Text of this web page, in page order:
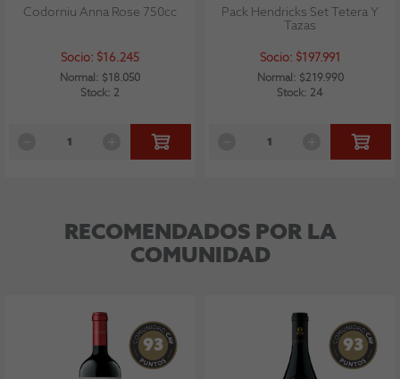
Codorniu Anna Rose 750cc
Socio: $16.245
Normal: $18.050
Stock: 2
Pack Hendricks Set Tetera Y
Tazas
Socio: $197.991
Normal: $219.990
Stock: 24
RECOMENDADOS POR LA
COMUNIDAD
93 93